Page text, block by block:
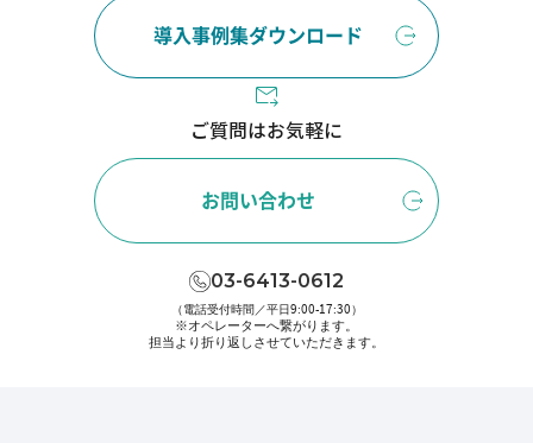
導入事例集ダウンロード
ご質問はお気軽に
お問い合わせ
03-6413-0612
（電話受付時間／平日9:00-17:30）
※オペレーターへ繋がります。
担当より折り返しさせていただきます。